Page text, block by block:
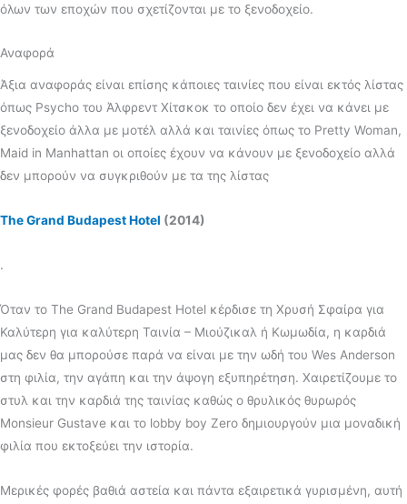
όλων των εποχών που σχετίζονται με το ξενοδοχείο.
Αναφορά
Άξια αναφοράς είναι επίσης κάποιες ταινίες που είναι εκτός λίστας
όπως Psycho του Άλφρεντ Χίτσκοκ το οποίο δεν έχει να κάνει με
ξενοδοχείο άλλα με μοτέλ αλλά και ταινίες όπως το Pretty Woman,
Maid in Manhattan οι οποίες έχουν να κάνουν με ξενοδοχείο αλλά
δεν μπορούν να συγκριθούν με τα της λίστας
The Grand Budapest Hotel (2014)
.
Όταν το The Grand Budapest Hotel κέρδισε τη Χρυσή Σφαίρα για
Καλύτερη για καλύτερη Ταινία – Μιούζικαλ ή Κωμωδία, η καρδιά
μας δεν θα μπορούσε παρά να είναι με την ωδή του Wes Anderson
στη φιλία, την αγάπη και την άψογη εξυπηρέτηση. Χαιρετίζουμε το
στυλ και την καρδιά της ταινίας καθώς ο θρυλικός θυρωρός
Monsieur Gustave και το lobby boy Zero δημιουργούν μια μοναδική
φιλία που εκτοξεύει την ιστορία.
Μερικές φορές βαθιά αστεία και πάντα εξαιρετικά γυρισμένη, αυτή